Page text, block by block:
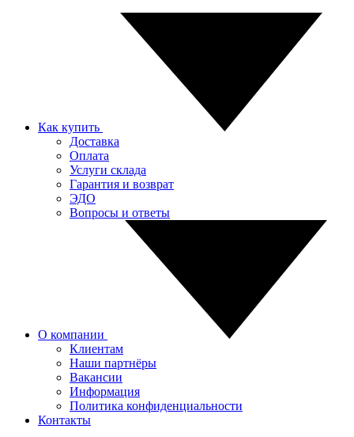
Как купить
Доставка
Оплата
Услуги склада
Гарантия и возврат
ЭДО
Вопросы и ответы
О компании
Клиентам
Наши партнёры
Вакансии
Информация
Политика конфиденциальности
Контакты